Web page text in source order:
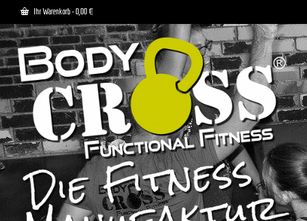
Ihr Warenkorb-0,00 €